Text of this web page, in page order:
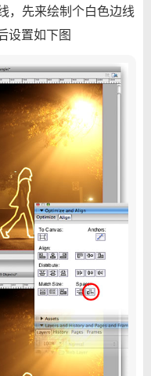
先来绘制个白色边线
设置如下图